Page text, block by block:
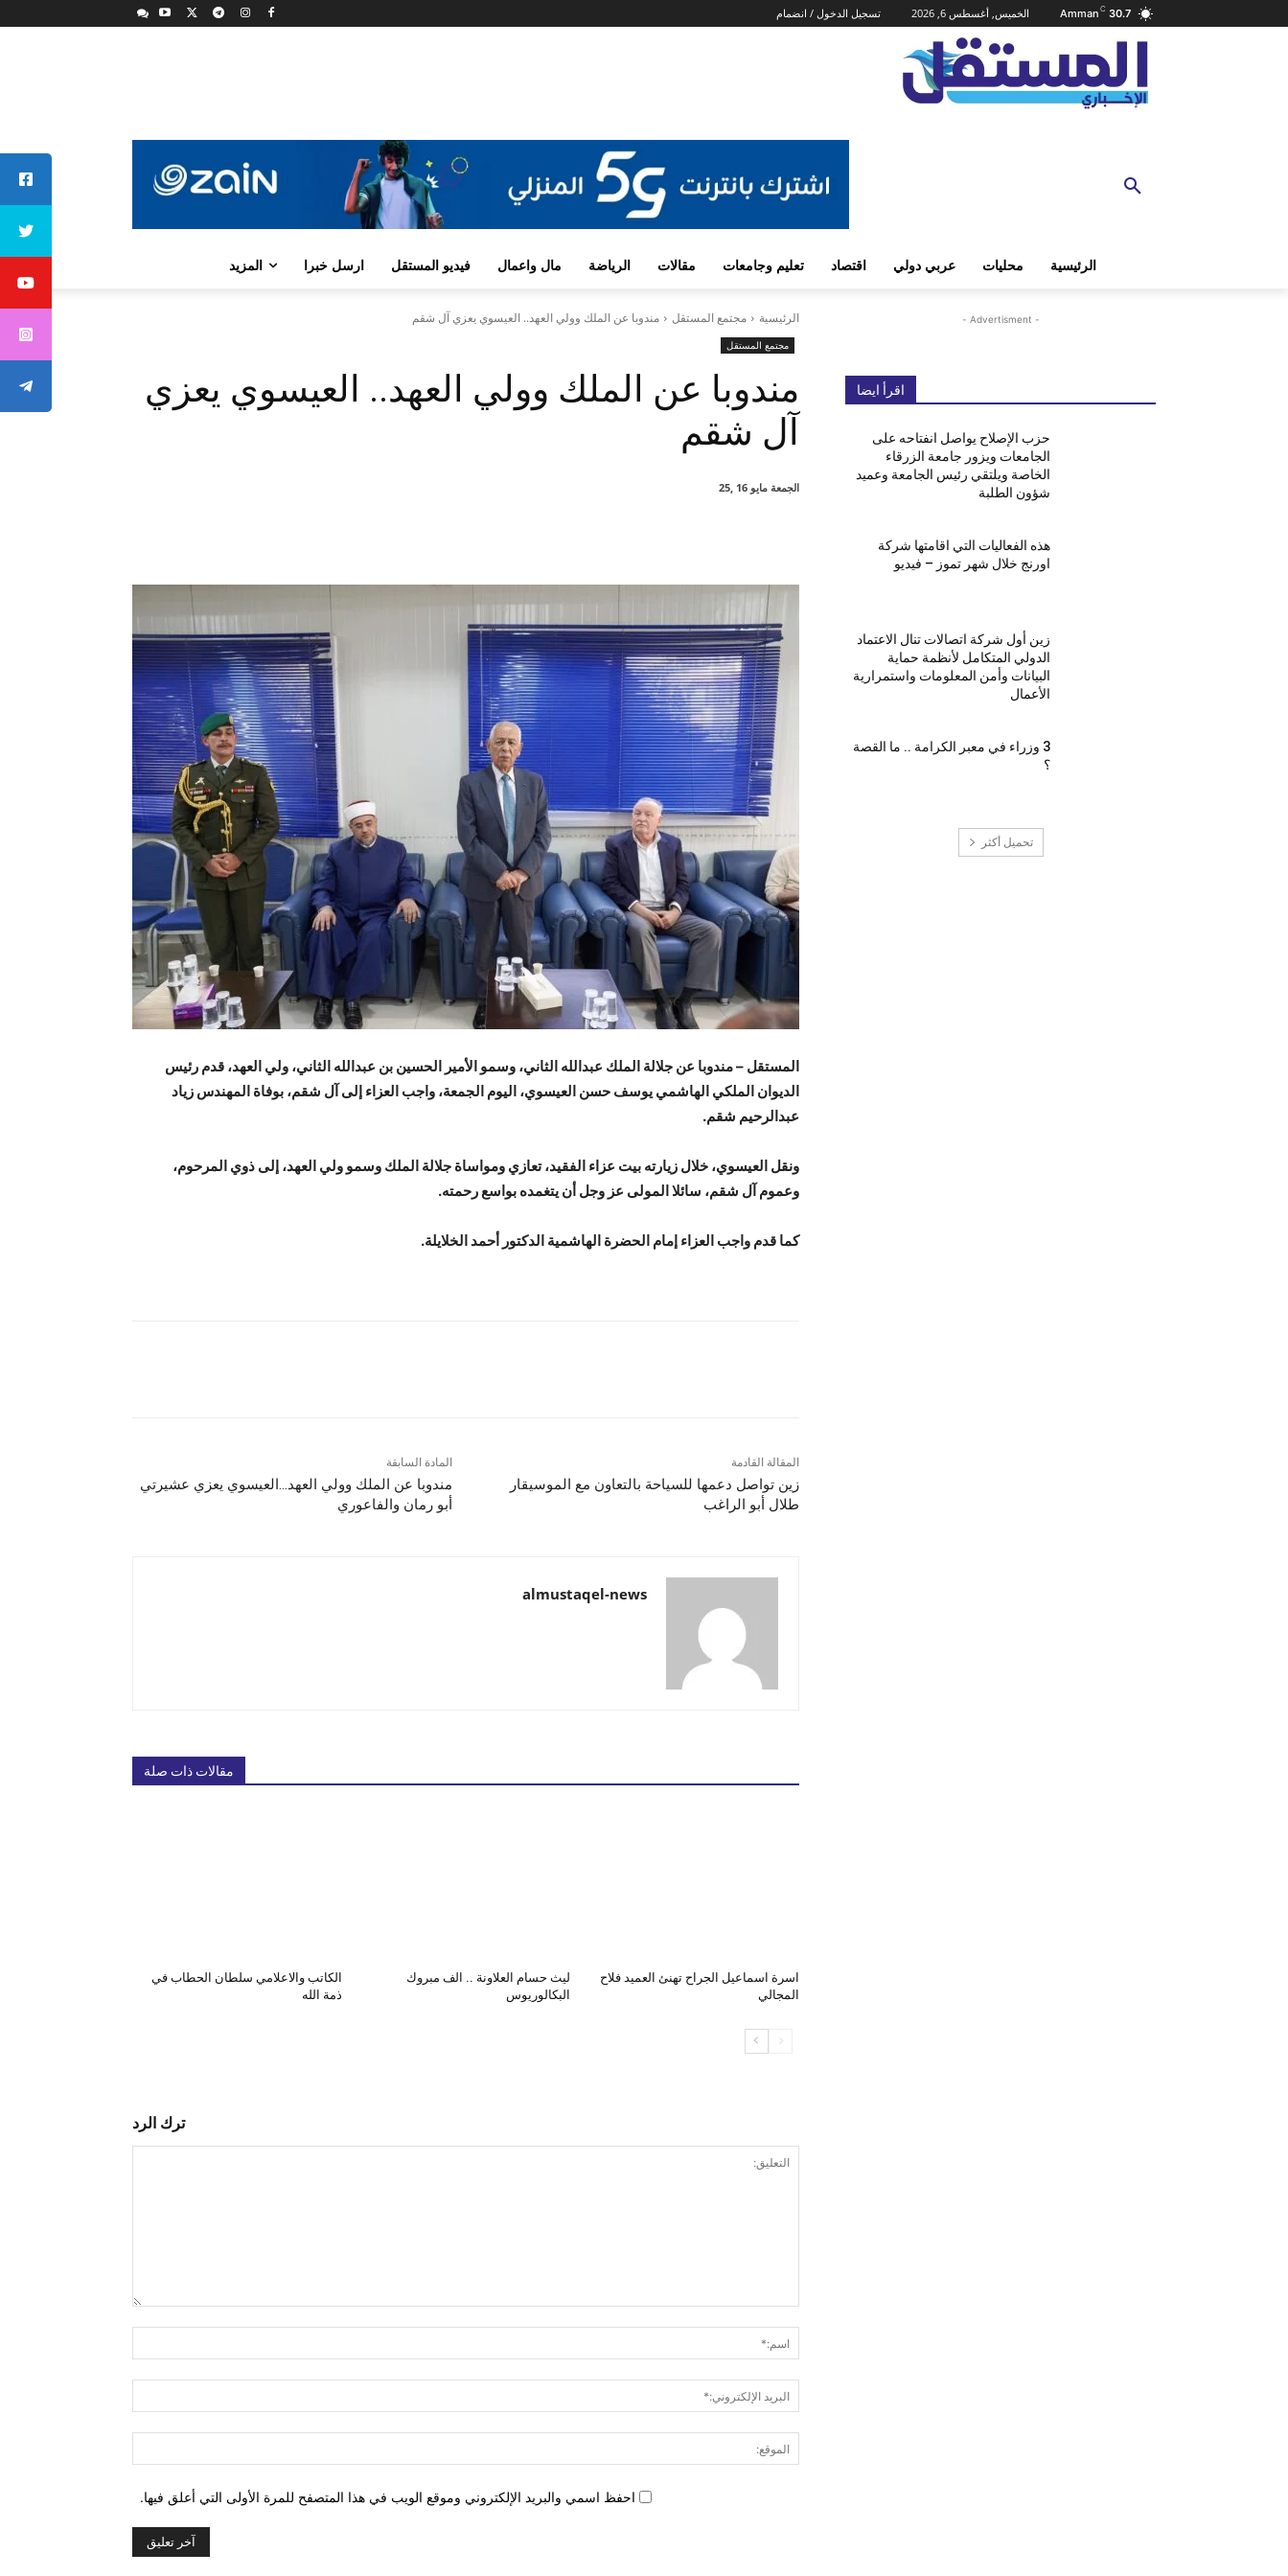
30.7
C
Amman الخميس, أغسطس 6, 2026 تسجيل الدخول / انضمام
الرئيسية محليات عربي دولي اقتصاد تعليم وجامعات مقالات الرياضة مال واعمال فيديو المستقل ارسل خبرا المزيد
الرئيسية مجتمع المستقل مندوبا عن الملك وولي العهد.. العيسوي يعزي آل شقم
مجتمع المستقل
مندوبا عن الملك وولي العهد.. العيسوي يعزي
آل شقم
الجمعة مايو 16 ,25
المستقل – مندوبا عن جلالة الملك عبدالله الثاني، وسمو الأمير الحسين بن عبدالله الثاني، ولي العهد، قدم رئيس
الديوان الملكي الهاشمي يوسف حسن العيسوي، اليوم الجمعة، واجب العزاء إلى آل شقم، بوفاة المهندس زياد
عبدالرحيم شقم.
ونقل العيسوي، خلال زيارته بيت عزاء الفقيد، تعازي ومواساة جلالة الملك وسمو ولي العهد، إلى ذوي المرحوم،
وعموم آل شقم، سائلا المولى عز وجل أن يتغمده بواسع رحمته.
كما قدم واجب العزاء إمام الحضرة الهاشمية الدكتور أحمد الخلايلة.
المادة السابقة
مندوبا عن الملك وولي العهد…العيسوي يعزي عشيرتي
أبو رمان والفاعوري
المقالة القادمة
زين تواصل دعمها للسياحة بالتعاون مع الموسيقار
طلال أبو الراغب
almustaqel-news
مقالات ذات صلة
اسرة اسماعيل الجراح تهنئ العميد فلاح
المجالي
ليث حسام العلاونة .. الف مبروك
البكالوريوس
الكاتب والاعلامي سلطان الحطاب في
ذمة الله
ترك الرد
الإلكتروني:*
احفظ اسمي والبريد الإلكتروني وموقع الويب في هذا المتصفح للمرة الأولى التي أعلق فيها.
- Advertisment -
اقرأ ايضا
حزب الإصلاح يواصل انفتاحه على
الجامعات ويزور جامعة الزرقاء
الخاصة ويلتقي رئيس الجامعة وعميد
شؤون الطلبة
هذه الفعاليات التي اقامتها شركة
اورنج خلال شهر تموز – فيديو
زين أول شركة اتصالات تنال الاعتماد
الدولي المتكامل لأنظمة حماية
البيانات وأمن المعلومات واستمرارية
الأعمال
3 وزراء في معبر الكرامة .. ما القصة
؟
تحميل أكثر